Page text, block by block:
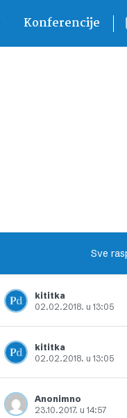
Konferencije
Sve
kititka
02.02.2018. u 13:05
Dodajte u favorite
kititka
02.02.2018. u 13:05
Dodajte u favorite
Anonimno
23.10.2017. u 14:57